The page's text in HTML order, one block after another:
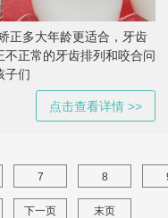
正多大年龄更适合，牙齿
正常的牙齿排列和咬合问
子们
点击查看详情 >>
7 8
下一页 末页